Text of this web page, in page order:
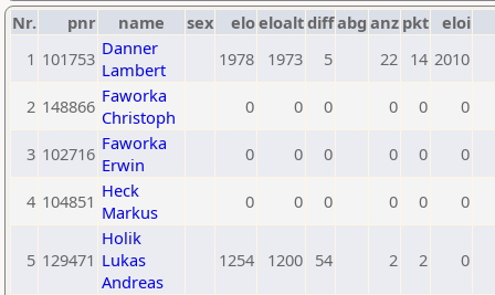
Nr. pnr name sex eloeloaltdiffabg anz pkt eloi
1 101753 Danner
Lambert
1978 1973 5 22 14 2010
2 148866 Faworka
Christoph
0 0 0 0 0 0
3 102716 Faworka
Erwin
0 0 0 0 0 0
4 104851 Heck
Markus
0 0 0 0 0 0
5 129471
Holik
Lukas
Andreas
1254 1200 54 2 2 0